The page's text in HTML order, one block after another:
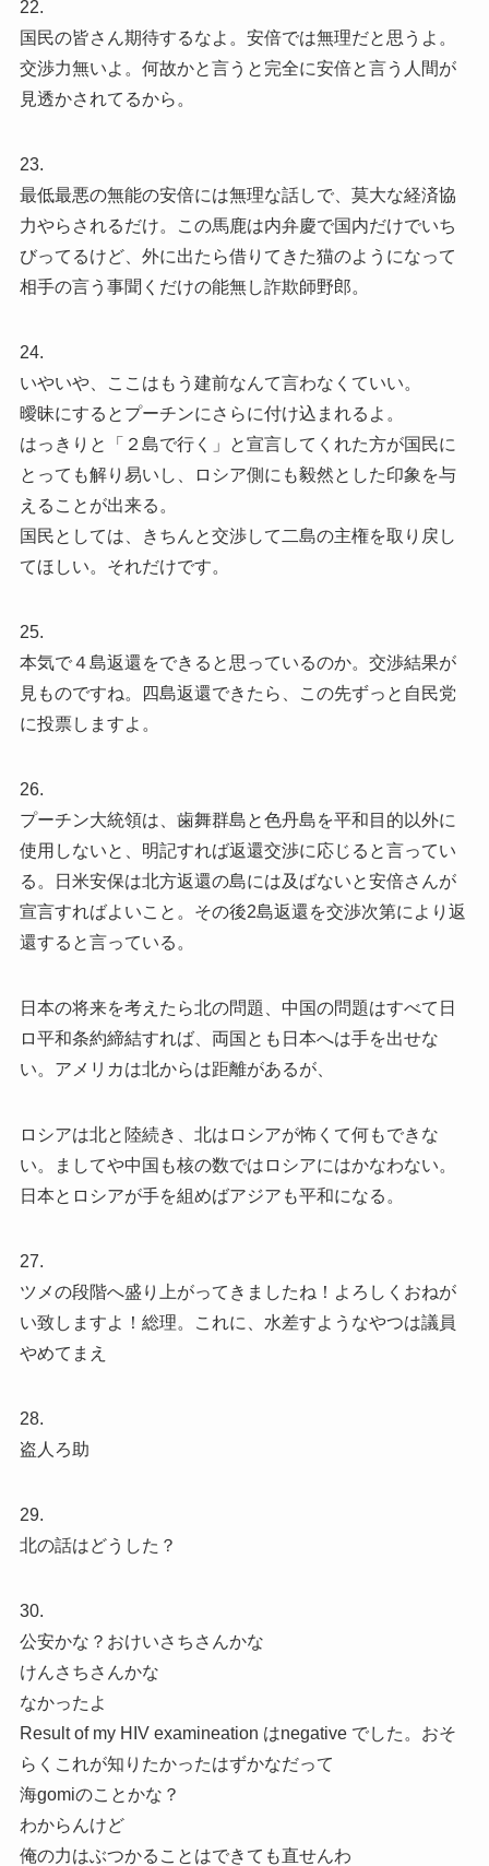
22.
国民の皆さん期待するなよ。安倍では無理だと思うよ。
交渉力無いよ。何故かと言うと完全に安倍と言う人間が
見透かされてるから。
23.
最低最悪の無能の安倍には無理な話しで、莫大な経済協
力やらされるだけ。この馬鹿は内弁慶で国内だけでいち
びってるけど、外に出たら借りてきた猫のようになって
相手の言う事聞くだけの能無し詐欺師野郎。
24.
いやいや、ここはもう建前なんて言わなくていい。
曖昧にするとプーチンにさらに付け込まれるよ。
はっきりと「２島で行く」と宣言してくれた方が国民に
とっても解り易いし、ロシア側にも毅然とした印象を与
えることが出来る。
国民としては、きちんと交渉して二島の主権を取り戻し
てほしい。それだけです。
25.
本気で４島返還をできると思っているのか。交渉結果が
見ものですね。四島返還できたら、この先ずっと自民党
に投票しますよ。
26.
プーチン大統領は、歯舞群島と色丹島を平和目的以外に
使用しないと、明記すれば返還交渉に応じると言ってい
る。日米安保は北方返還の島には及ばないと安倍さんが
宣言すればよいこと。その後2島返還を交渉次第により返
還すると言っている。
日本の将来を考えたら北の問題、中国の問題はすべて日
ロ平和条約締結すれば、両国とも日本へは手を出せな
い。アメリカは北からは距離があるが、
ロシアは北と陸続き、北はロシアが怖くて何もできな
い。ましてや中国も核の数ではロシアにはかなわない。
日本とロシアが手を組めばアジアも平和になる。
27.
ツメの段階へ盛り上がってきましたね！よろしくおねが
い致しますよ！総理。これに、水差すようなやつは議員
やめてまえ
28.
盗人ろ助
29.
北の話はどうした？
30.
公安かな？おけいさちさんかな
けんさちさんかな
なかったよ
Result of my HIV examineation はnegative でした。おそ
らくこれが知りたかったはずかなだって
海gomiのことかな？
わからんけど
俺の力はぶつかることはできても直せんわ